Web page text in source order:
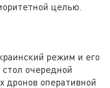
целью.
режим и его
очередной
дронов оперативной